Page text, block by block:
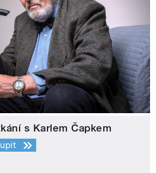
s Karlem Čapkem